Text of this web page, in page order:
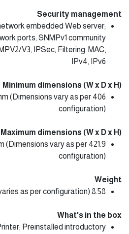
Security management
embedded Web server;
ports; SNMPv1 community
V3; IPSec; Filtering: MAC,
IPv4, IPv6
Minimum dimensions (W x D x H)
mm (Dimensions vary as per
configuration)
Maximum dimensions (W x D x H)
mm (Dimensions vary as per
configuration)
Weight
8.58 kg (Weight varies as per configuration)
What's in the box
Preinstalled introductory